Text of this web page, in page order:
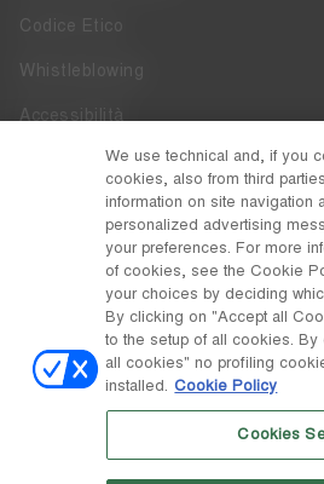
Codice Etico
Whistleblowing
Accessibilità
DISCOVER MOON BOOT
Pinterest
PAESE / VALUTA
cambia
© Tecnica Group S.p.A.
Società soggetta a direzione e
We use technical and, if you
cookies, also from third
information on site navigation
personalized advertising
your preferences. For more
of cookies, see the Cookie
your choices by deciding
By clicking on "Accept all
to the setup of all cookies.
all cookies" no profiling
installed. Cookie Policy
Cookies